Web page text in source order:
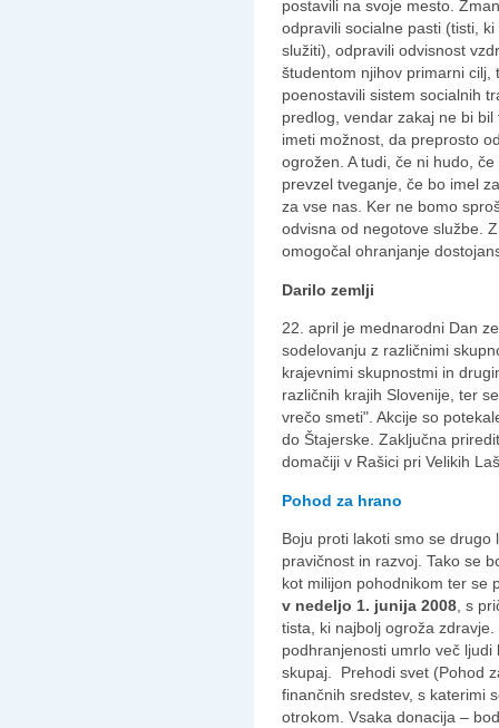
postavili na svoje mesto.
odpravili socialne pasti (tisti,
služiti), odpravili odvisnost
študentom njihov primarni cilj,
poenostavili sistem socialnih
predlog, vendar zakaj ne bi
imeti možnost, da preprosto
ogrožen. A tudi, če ni hudo,
prevzel tveganje, če bo imel
za vse nas. Ker ne bomo
odvisna od negotove službe.
omogočal ohranjanje
Darilo zemlji
22. april je mednarodni Dan
sodelovanju z različnimi
krajevnimi skupnostmi in
različnih krajih Slovenije, ter
vrečo smeti". Akcije so
do Štajerske. Zaključna
domačiji v Rašici pri Velikih
Pohod za hrano
Boju proti lakoti smo se
pravičnost in razvoj. Tako se
kot milijon pohodnikom ter se
v nedeljo 1. junija 2008 , s
tista, ki najbolj ogroža
podhranjenosti umrlo več
skupaj. Prehodi svet (Pohod
finančnih sredstev, s katerimi
otrokom. Vsaka donacija –